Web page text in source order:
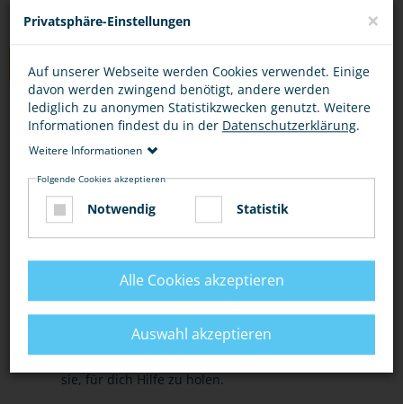
TIPPS
SOFORTMASSNAHMEN HILFE
In einer Notsituation rufe die Polizei unter 110.
Wenn du eingeschlossen bist, rufe laut um Hilfe
und versuche, auf dich aufmerksam zu machen.
Nutze Situationen, in denen du sicher bist, um
Hilfe zu holen: einkaufen gehen, zur Schule
gehen, zum Arzt gehen.
Lasse andere wissen, wie es dir geht und bitte
sie, für dich Hilfe zu holen.
Privatsphäre-Einstellungen ×
Auf unserer Webseite werden Cookies verwendet. Einige
davon werden zwingend benötigt, andere werden
lediglich zu anonymen Statistikzwecken genutzt. Weitere
Informationen findest du in der Datenschutzerklärung.
Weitere Informationen
Folgende Cookies akzeptieren
Notwendig Statistik
Alle Cookies akzeptieren
Auswahl akzeptieren